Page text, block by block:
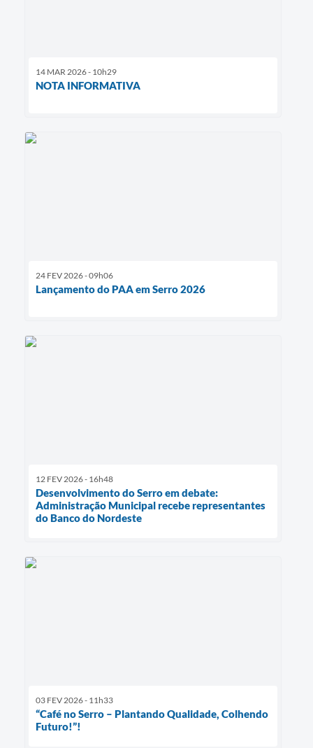
14 MAR 2026 - 10h29
NOTA INFORMATIVA
24 FEV 2026 - 09h06
Lançamento do PAA em Serro 2026
12 FEV 2026 - 16h48
Desenvolvimento do Serro em debate:
Administração Municipal recebe representantes
do Banco do Nordeste
03 FEV 2026 - 11h33
“Café no Serro – Plantando Qualidade, Colhendo
Futuro!”!